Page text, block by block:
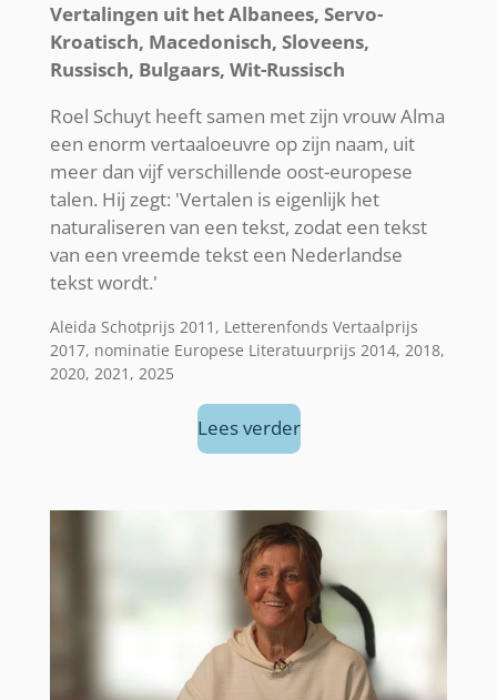
Vertalingen uit het Albanees, Servo-
Kroatisch, Macedonisch, Sloveens,
Russisch, Bulgaars, Wit-Russisch
Roel Schuyt heeft samen met zijn vrouw Alma
een enorm vertaaloeuvre op zijn naam, uit
meer dan vijf verschillende oost-europese
talen. Hij zegt: 'Vertalen is eigenlijk het
naturaliseren van een tekst, zodat een tekst
van een vreemde tekst een Nederlandse
tekst wordt.'
Aleida Schotprijs 2011, Letterenfonds Vertaalprijs
2017, nominatie Europese Literatuurprijs 2014, 2018,
2020, 2021, 2025
Lees verder